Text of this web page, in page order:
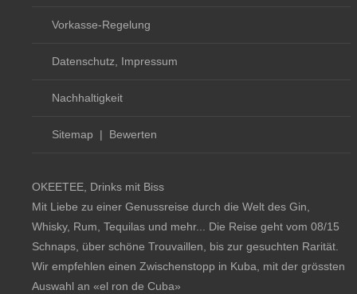
Vorkasse-Regelung
Datenschutz, Impressum
Nachhaltigkeit
Sitemap | Bewerten
OKEETEE, Drinks mit Biss
Mit Liebe zu einer Genussreise durch die Welt des Gin,
Whisky, Rum, Tequilas und mehr... Die Reise geht vom 08/15
Schnaps, über schöne Trouvaillen, bis zur gesuchten Rarität.
Wir empfehlen einen Zwischenstopp in Kuba, mit der grössten
Auswahl an «el ron de Cuba»